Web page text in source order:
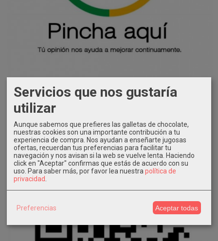
Servicios que nos gustaría
utilizar
Aunque sabemos que prefieres las galletas de chocolate,
nuestras cookies son una importante contribución a tu
experiencia de compra. Nos ayudan a enseñarte jugosas
ofertas, recuerdan tus preferencias para facilitar tu
navegación y nos avisan si la web se vuelve lenta. Haciendo
click en "Aceptar" confirmas que estás de acuerdo con su
uso. Para saber más, por favor lea nuestra política de
privacidad
Preferencias Aceptar todas